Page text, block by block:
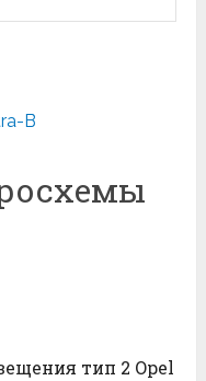
B
тип 2 Opel